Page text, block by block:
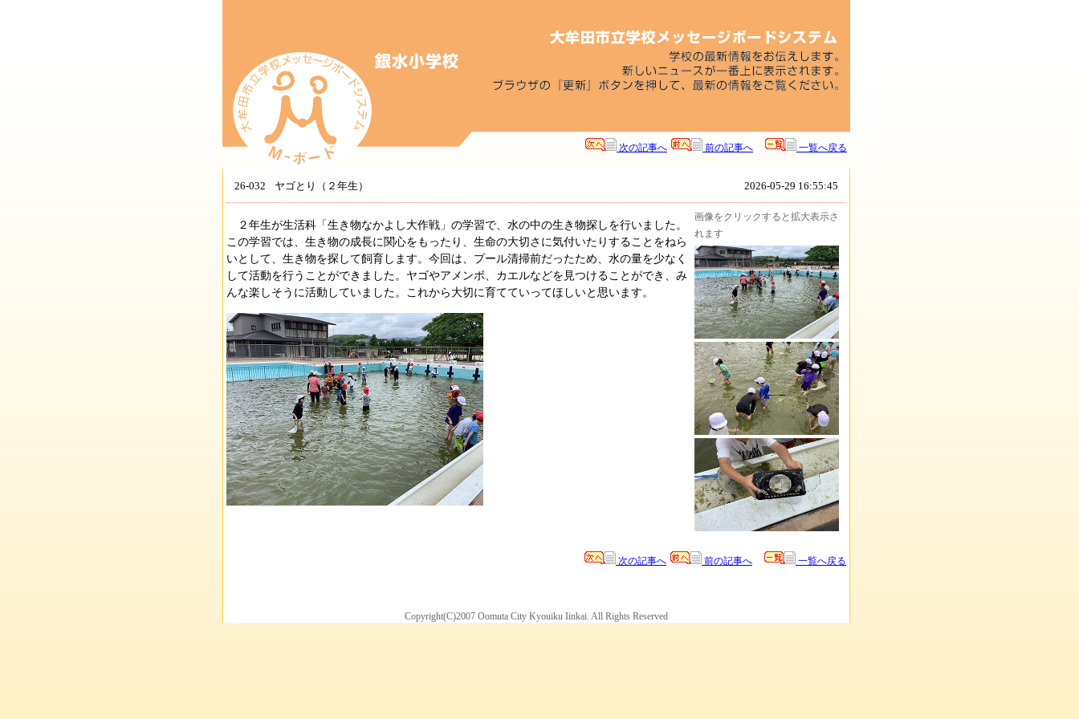
次の記事へ 前の記事へ 一覧へ戻る
26-032 ヤゴとり（２年生） 2026-05-29 16:55:45
２年生が生活科「生き物なかよし大作戦」の学習で、水の中の生き物探しを行いました。
この学習では、生き物の成長に関心をもったり、生命の大切さに気付いたりすることをねら
いとして、生き物を探して飼育します。今回は、プール清掃前だったため、水の量を少なく
して活動を行うことができました。ヤゴやアメンボ、カエルなどを見つけることができ、み
んな楽しそうに活動していました。これから大切に育てていってほしいと思います。
画像をクリックすると拡大表示さ
れます
次の記事へ 前の記事へ 一覧へ戻る
Copyright(C)2007 Oomuta City Kyouiku Iinkai. All Rights Reserved